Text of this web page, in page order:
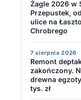
Żagle 2026 w
Przepustek,
ulice na
Chrobrego
7 sierpnia 2026
Remont
zakończony.
drewna
tys. zł